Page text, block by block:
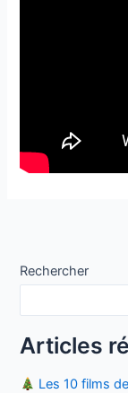
l’article
Rechercher
Articles
Les 10 films